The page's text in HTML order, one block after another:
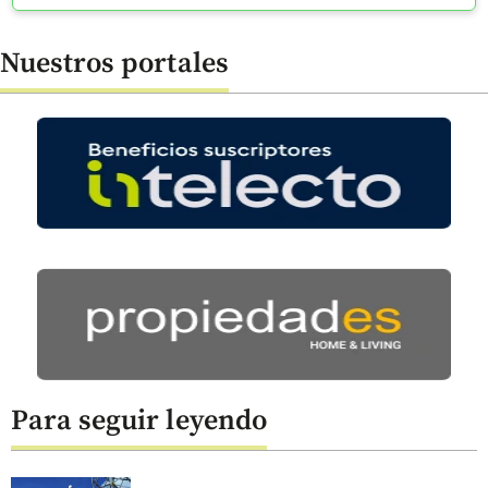
Nuestros portales
Para seguir leyendo